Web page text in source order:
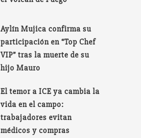
Aylín Mujica confirma su
participación en “Top Chef
VIP” tras la muerte de su
hijo Mauro
El temor a ICE ya cambia la
vida en el campo:
trabajadores evitan
médicos y compras